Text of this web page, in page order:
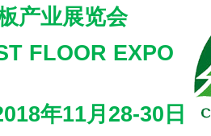
产业展览会
FLOOR EXPO
年11月28-30日